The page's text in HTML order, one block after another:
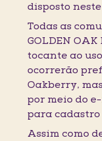
disposto
Todas as
GOLDEN
tocante ao
ocorrerão
Oakberry,
por meio do
para
Assim como